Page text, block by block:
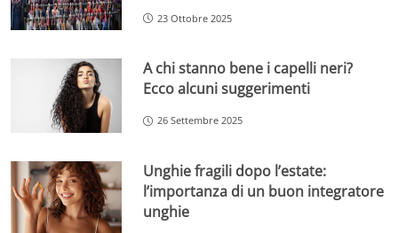
23 Ottobre 2025
A chi stanno bene i capelli neri?
Ecco alcuni suggerimenti
26 Settembre 2025
Unghie fragili dopo l’estate:
l’importanza di un buon integratore
unghie